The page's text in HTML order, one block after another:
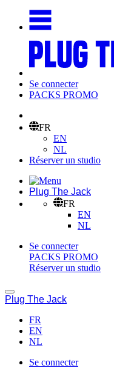
Se connecter
PACKS PROMO
FR
EN
NL
Réserver un studio
Plug The Jack
FR
EN
NL
Se connecter
PACKS PROMO
Réserver un studio
Plug The Jack
FR
EN
NL
Se connecter